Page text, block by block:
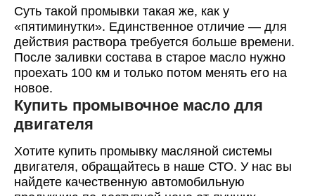
Суть такой промывки такая же, как у
«пятиминутки». Единственное отличие — для
действия раствора требуется больше времени.
После заливки состава в старое масло нужно
проехать 100 км и только потом менять его на
новое.
Купить промывочное масло для
двигателя
Хотите купить промывку масляной системы
двигателя, обращайтесь в наше СТО. У нас вы
найдете качественную автомобильную